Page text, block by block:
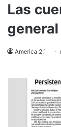
Las
America 2.1